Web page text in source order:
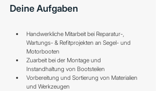
Deine Aufgaben
Handwerkliche Mitarbeit bei Reparatur-,
Wartungs- & Refitprojekten an Segel- und
Motorbooten
Zuarbeit bei der Montage und
Instandhaltung von Bootsteilen
Vorbereitung und Sortierung von Materialien
und Werkzeugen